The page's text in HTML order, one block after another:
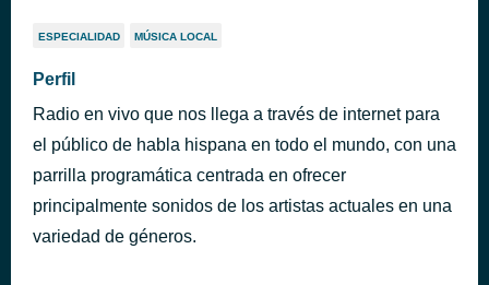
ESPECIALIDAD MÚSICA LOCAL
Perfil
Radio en vivo que nos llega a través de internet para
el público de habla hispana en todo el mundo, con una
parrilla programática centrada en ofrecer
principalmente sonidos de los artistas actuales en una
variedad de géneros.